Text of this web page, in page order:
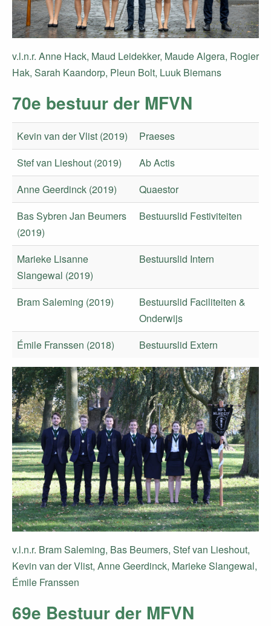
v.l.n.r. Anne Hack, Maud Leidekker, Maude Algera, Rogier
Hak, Sarah Kaandorp, Pleun Bolt, Luuk Biemans
70e bestuur der MFVN
Kevin van der Vlist (2019)
Praeses
Stef van Lieshout (2019)
Ab Actis
Anne Geerdinck (2019)
Quaestor
Bas Sybren Jan Beumers
(2019)
Bestuurslid Festiviteiten
Marieke Lisanne
Slangewal (2019)
Bestuurslid Intern
Bram Saleming (2019)
Bestuurslid Faciliteiten &
Onderwijs
Émile Franssen (2018)
Bestuurslid Extern
v.l.n.r. Bram Saleming, Bas Beumers, Stef van Lieshout,
Kevin van der Vlist, Anne Geerdinck, Marieke Slangewal,
Émile Franssen
69e Bestuur der MFVN